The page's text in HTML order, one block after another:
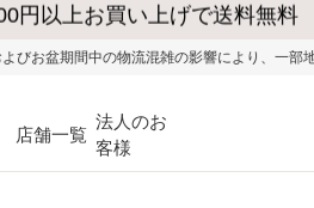
の影響により、一部地域ではお荷物のお届
店舗一覧
法人のお
客様